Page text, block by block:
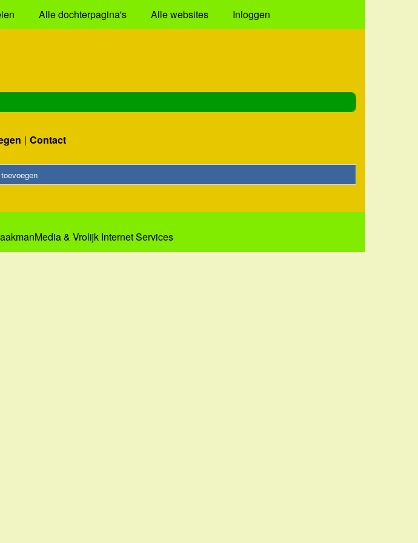
Alle dochterpagina's Alle websites Inloggen
Contact
& Vrolijk Internet Services